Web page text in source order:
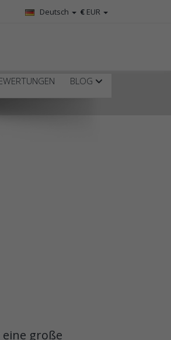
€ EUR
Deutsch
BLOG
große